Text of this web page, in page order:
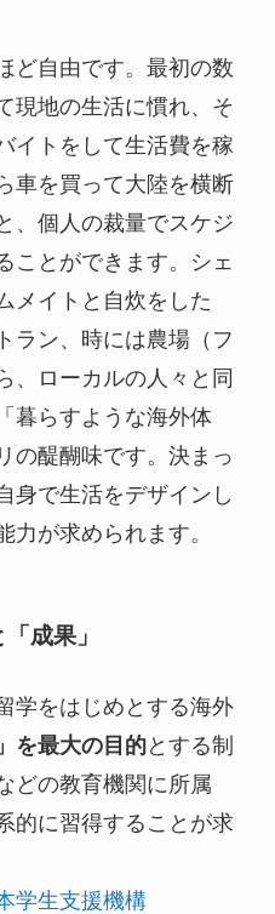
ど自由です。最初の数
現地の生活に慣れ、そ
イトをして生活費を稼
車を買って大陸を横断
、個人の裁量でスケジ
ことができます。シェ
メイトと自炊をした
ラン、時には農場（フ
、ローカルの人々と同
暮らすような海外体
の醍醐味です。決まっ
身で生活をデザインし
力が求められます。
成果」
学をはじめとする海外
を最大の目的とする制
どの教育機関に所属
的に習得することが求
学生支援機構